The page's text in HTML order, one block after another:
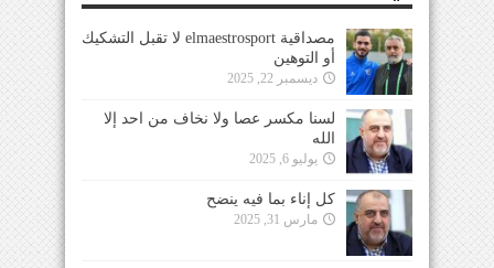
مصداقية elmaestrosport لا تقبل التشكيك
أو التوهين
ديسمبر 22, 2025
لسنا مكسر عصا ولا نخاف من احد إلا
الله
يوليو 6, 2025
كل إناء بما فيه ينضح
مارس 31, 2025